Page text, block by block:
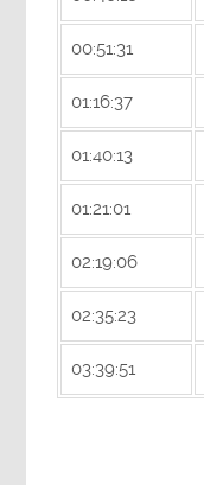
00:51:31
01:16:37
01:40:13
01:21:01
02:19:06
02:35:23
03:39:51